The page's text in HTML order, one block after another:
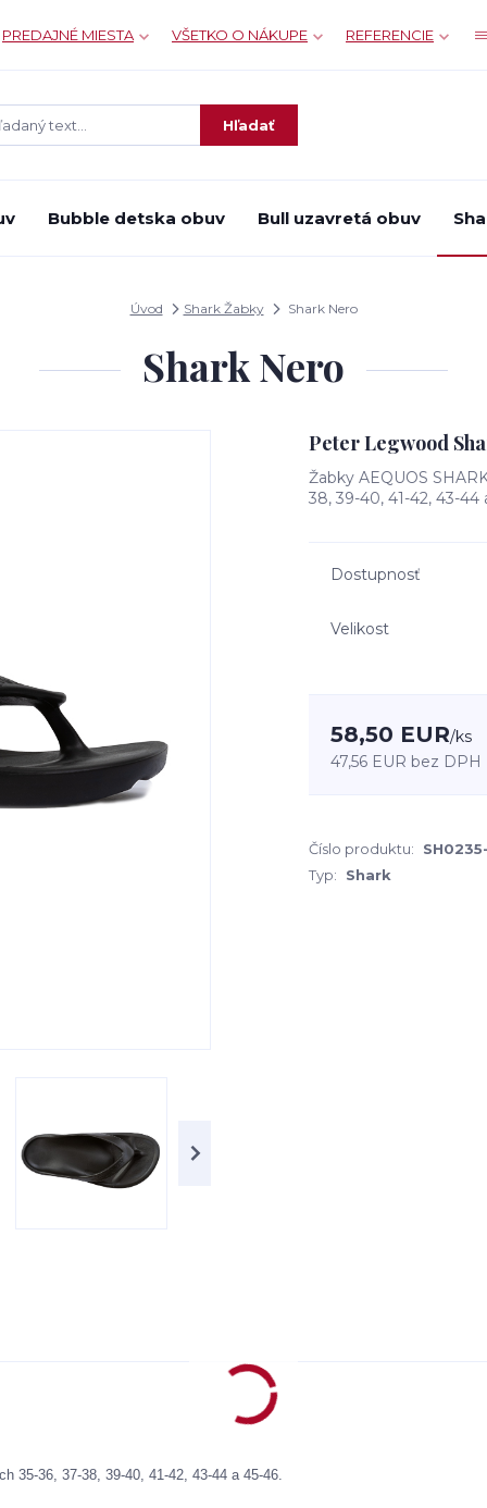
PREDAJNÉ MIESTA VŠETKO O NÁKUPE REFERENCIE
Hľadať
Bubble detska obuv Bull uzavretá obuv
Úvod Shark Žabky Shark Nero
Shark Nero
Peter Legwood
Žabky AEQUOS
38, 39-40, 41-42, 43-
Dostupnosť
Velikost
58,50 EUR/ks
47,56 EUR bez DPH
Číslo produktu:
Typ:
Shark
35-36, 37-38, 39-40, 41-42, 43-44 a 45-46.